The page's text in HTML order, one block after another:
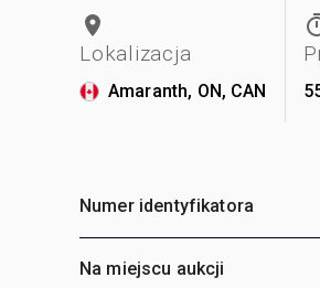
Lokalizacja
Amaranth, ON, CAN
Numer identyfikatora
Na miejscu aukcji